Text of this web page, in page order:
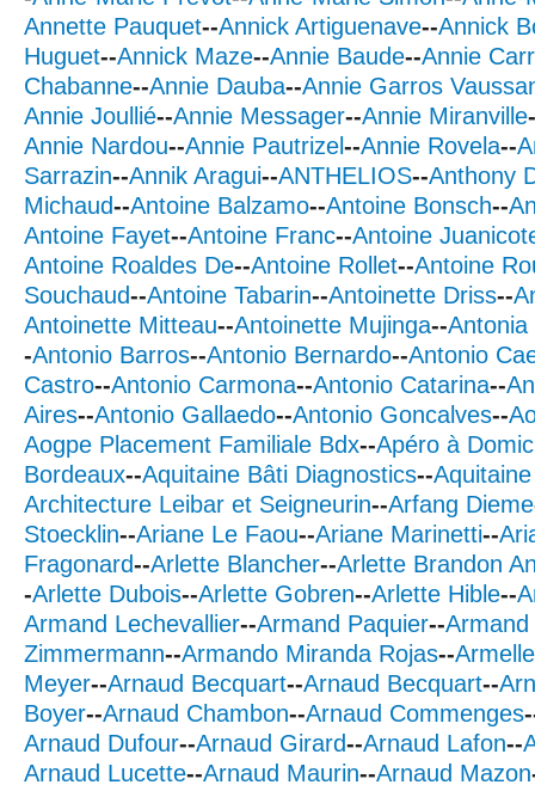
Annette Pauquet--Annick Artiguenave--Annick
Huguet--Annick Maze--Annie Baude--Annie
Chabanne--Annie Dauba--Annie Garros
Annie Joullié--Annie Messager--Annie Miranville
Annie Nardou--Annie Pautrizel--Annie Rovela--
Sarrazin--Annik Aragui--ANTHELIOS--Anthony
Michaud--Antoine Balzamo--Antoine Bonsch--
Antoine Fayet--Antoine Franc--Antoine
Antoine Roaldes De--Antoine Rollet--Antoine
Souchaud--Antoine Tabarin--Antoinette Driss--
Antoinette Mitteau--Antoinette Mujinga--Antonia
-Antonio Barros--Antonio Bernardo--Antonio
Castro--Antonio Carmona--Antonio Catarina--
Aires--Antonio Gallaedo--Antonio Goncalves--
Aogpe Placement Familiale Bdx--Apéro à
Bordeaux--Aquitaine Bâti Diagnostics--
Architecture Leibar et Seigneurin--Arfang Dieme
Stoecklin--Ariane Le Faou--Ariane Marinetti--
Fragonard--Arlette Blancher--Arlette Brandon
-Arlette Dubois--Arlette Gobren--Arlette Hible--
Armand Lechevallier--Armand Paquier--Armand
Zimmermann--Armando Miranda Rojas--
Meyer--Arnaud Becquart--Arnaud Becquart--
Boyer--Arnaud Chambon--Arnaud Commenges
Arnaud Dufour--Arnaud Girard--Arnaud Lafon--
Arnaud Lucette--Arnaud Maurin--Arnaud Mazon